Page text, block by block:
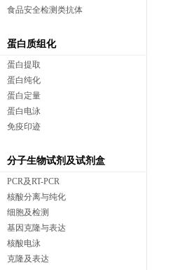
食品安全检测类抗体
蛋白质组化
蛋白提取
蛋白纯化
蛋白定量
蛋白电泳
免疫印迹
分子生物试剂及试剂盒
PCR及RT-PCR
核酸分离与纯化
细胞及检测
基因克隆与表达
核酸电泳
克隆及表达